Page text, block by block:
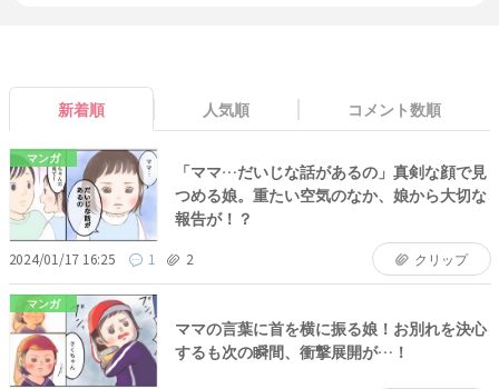
新着順 人気順 コメント数順
マンガ
「ママ…だいじな話があるの」真剣な顔で見
つめる娘。重たい空気のなか、娘から大切な
報告が！？
2024/01/17 16:25 1 2 クリップ
マンガ
ママの言葉に首を横に振る娘！お別れを決心
するも次の瞬間、衝撃展開が…！